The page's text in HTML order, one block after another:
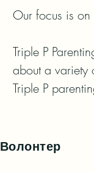
Our focus is
Triple P
about a variety
Triple P
Волонтер